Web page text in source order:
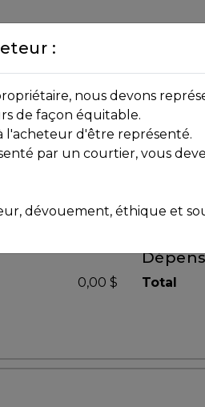
0,00 $ Total
:
nous devons
de façon équitable.
l'acheteur d'être représenté.
par un courtier, vous
dévouement, éthique et